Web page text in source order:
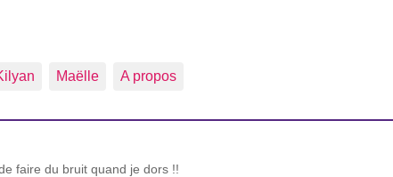
Maëlle A propos
faire du bruit quand je dors !!